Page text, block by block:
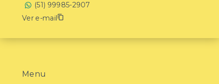
Menu
(51) 99985-2907
Ver e-mail